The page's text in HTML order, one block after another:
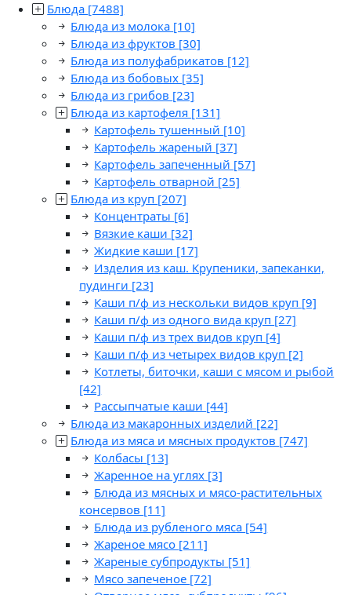
Блюда [7488]
Блюда из молока [10]
Блюда из фруктов [30]
Блюда из полуфабрикатов [12]
Блюда из бобовых [35]
Блюда из грибов [23]
Блюда из картофеля [131]
Картофель тушенный [10]
Картофель жареный [37]
Картофель запеченный [57]
Картофель отварной [25]
Блюда из круп [207]
Концентраты [6]
Вязкие каши [32]
Жидкие каши [17]
Изделия из каш. Крупеники, запеканки,
пудинги [23]
Каши п/ф из нескольки видов круп [9]
Каши п/ф из одного вида круп [27]
Каши п/ф из трех видов круп [4]
Каши п/ф из четырех видов круп [2]
Котлеты, биточки, каши с мясом и рыбой
[42]
Рассыпчатые каши [44]
Блюда из макаронных изделий [22]
Блюда из мяса и мясных продуктов [747]
Колбасы [13]
Жаренное на углях [3]
Блюда из мясных и мясо-растительных
консервов [11]
Блюда из рубленого мяса [54]
Жареное мясо [211]
Жареные субпродукты [51]
Мясо запеченое [72]